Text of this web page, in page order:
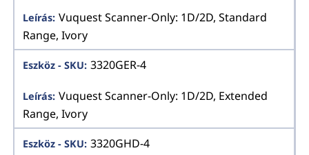
Vuquest Scanner-Only: 1D/2D, Standard
Range, Ivory
3320GER-4
Vuquest Scanner-Only: 1D/2D, Extended
Range, Ivory
3320GHD-4